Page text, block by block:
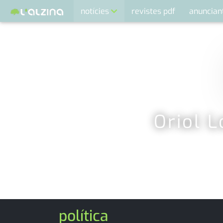
notícies
opinió
revistes pdf
Oriol
política